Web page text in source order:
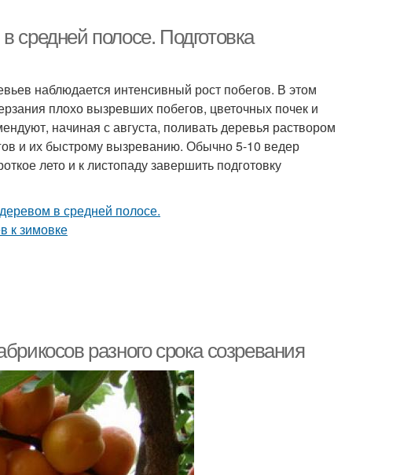
средней полосе. Подготовка
наблюдается интенсивный рост побегов. В этом
плохо вызревших побегов, цветочных почек и
начиная с августа, поливать деревья раствором
и их быстрому вызреванию. Обычно 5-10 ведер
лето и к листопаду завершить подготовку
разного срока созревания